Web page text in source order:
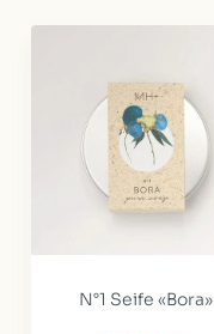
N°1 Seife «Bora»